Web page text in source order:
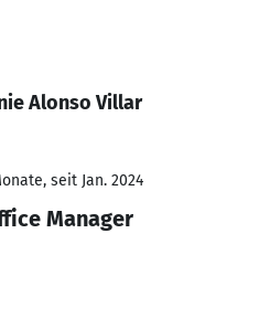
Alonso Villar
seit Jan. 2024
Manager